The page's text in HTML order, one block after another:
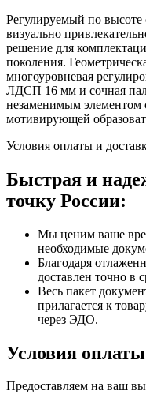
Регулируемый по
визуально
решение для
поколения.
многоуровневая
ЛДСП 16 мм и сочная
незаменимым элементом
мотивирующей
Условия оплаты и
Быстрая и
точку России:
Мы ценим ваше
необходимые
Благодаря
доставлен точно в
Весь пакет
прилагается к
через ЭДО.
Условия
Предоставляем на ваш